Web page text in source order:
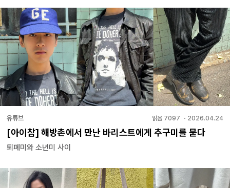
유튜브 읽음 7097 ・ 2026.04.24
[아이참] 해방촌에서 만난 바리스트에게 추구미를 묻다
퇴폐미와 소년미 사이